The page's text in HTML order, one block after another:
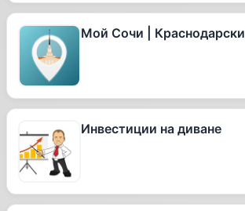
Мой Сочи |
Инвестиции на диване